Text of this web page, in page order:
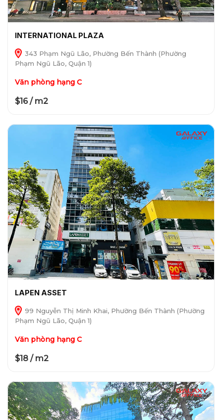
INTERNATIONAL PLAZA
343 Phạm Ngũ Lão, Phường Bến Thành (Phường
Phạm Ngũ Lão, Quận 1)
Văn phòng hạng C
$16 / m2
LAPEN ASSET
99 Nguyễn Thị Minh Khai, Phường Bến Thành (Phường
Phạm Ngũ Lão, Quận 1)
Văn phòng hạng C
$18 / m2